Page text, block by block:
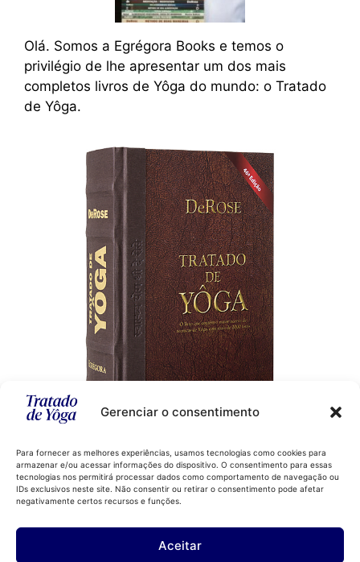
Gerenciar o consentimento
Para fornecer as melhores experiências, usamos tecnologias como cookies para
armazenar e/ou acessar informações do dispositivo. O consentimento para essas
tecnologias nos permitirá processar dados como comportamento de navegação ou
IDs exclusivos neste site. Não consentir ou retirar o consentimento pode afetar
negativamente certos recursos e funções.
Aceitar
Olá. Somos a Egrégora Books e temos o
privilégio de lhe apresentar um dos mais
completos livros de Yôga do mundo: o Tratado
de Yôga.
Comprar